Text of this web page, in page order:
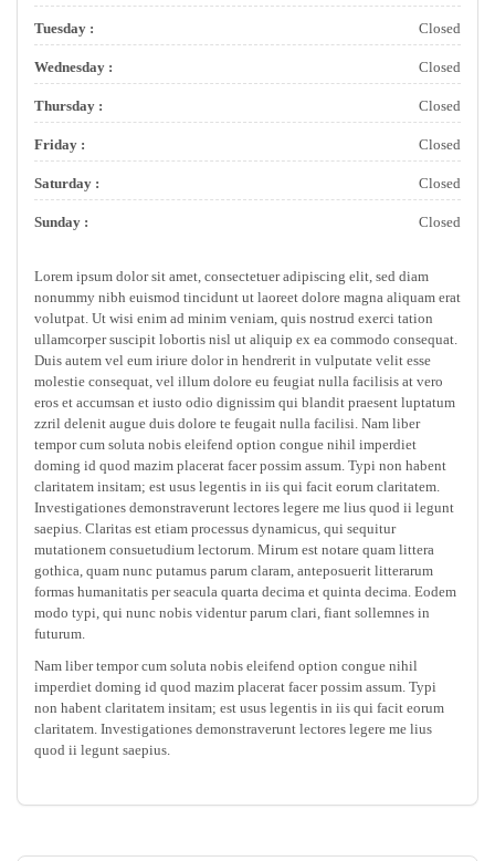
Tuesday : Closed
Wednesday : Closed
Thursday : Closed
Friday : Closed
Saturday : Closed
Sunday : Closed
Lorem ipsum dolor sit amet, consectetuer adipiscing elit, sed diam
nonummy nibh euismod tincidunt ut laoreet dolore magna aliquam erat
volutpat. Ut wisi enim ad minim veniam, quis nostrud exerci tation
ullamcorper suscipit lobortis nisl ut aliquip ex ea commodo consequat.
Duis autem vel eum iriure dolor in hendrerit in vulputate velit esse
molestie consequat, vel illum dolore eu feugiat nulla facilisis at vero
eros et accumsan et iusto odio dignissim qui blandit praesent luptatum
zzril delenit augue duis dolore te feugait nulla facilisi. Nam liber
tempor cum soluta nobis eleifend option congue nihil imperdiet
doming id quod mazim placerat facer possim assum. Typi non habent
claritatem insitam; est usus legentis in iis qui facit eorum claritatem.
Investigationes demonstraverunt lectores legere me lius quod ii legunt
saepius. Claritas est etiam processus dynamicus, qui sequitur
mutationem consuetudium lectorum. Mirum est notare quam littera
gothica, quam nunc putamus parum claram, anteposuerit litterarum
formas humanitatis per seacula quarta decima et quinta decima. Eodem
modo typi, qui nunc nobis videntur parum clari, fiant sollemnes in
futurum.
Nam liber tempor cum soluta nobis eleifend option congue nihil
imperdiet doming id quod mazim placerat facer possim assum. Typi
non habent claritatem insitam; est usus legentis in iis qui facit eorum
claritatem. Investigationes demonstraverunt lectores legere me lius
quod ii legunt saepius.